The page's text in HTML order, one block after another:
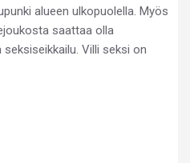
alueen ulkopuolella. Myös
saattaa olla
Villi seksi on